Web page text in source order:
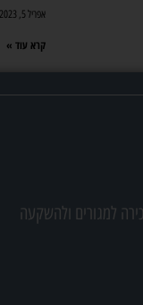
אפריל 5, 2023
קרא עוד »
למגורים ולהשקעה